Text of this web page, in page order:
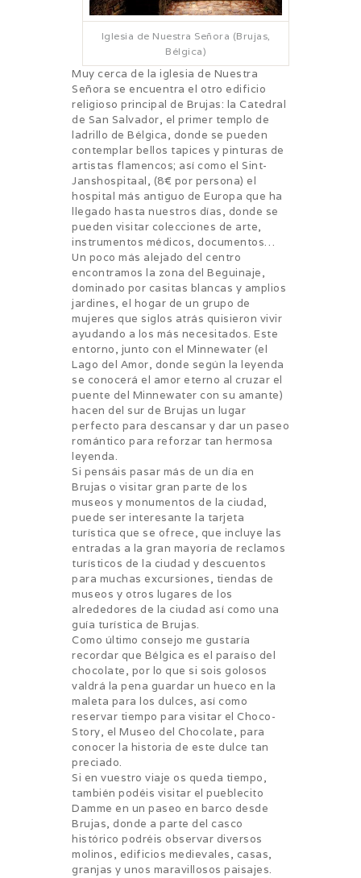
Iglesia de Nuestra Señora (Brujas,
Bélgica)
Muy cerca de la iglesia de Nuestra
Señora se encuentra el otro edificio
religioso principal de Brujas: la Catedral
de San Salvador, el primer templo de
ladrillo de Bélgica, donde se pueden
contemplar bellos tapices y pinturas de
artistas flamencos; así como el Sint-
Janshospitaal, (8€ por persona) el
hospital más antiguo de Europa que ha
llegado hasta nuestros días, donde se
pueden visitar colecciones de arte,
instrumentos médicos, documentos…
Un poco más alejado del centro
encontramos la zona del Beguinaje,
dominado por casitas blancas y amplios
jardines, el hogar de un grupo de
mujeres que siglos atrás quisieron vivir
ayudando a los más necesitados. Este
entorno, junto con el Minnewater (el
Lago del Amor, donde según la leyenda
se conocerá el amor eterno al cruzar el
puente del Minnewater con su amante)
hacen del sur de Brujas un lugar
perfecto para descansar y dar un paseo
romántico para reforzar tan hermosa
leyenda.
Si pensáis pasar más de un día en
Brujas o visitar gran parte de los
museos y monumentos de la ciudad,
puede ser interesante la tarjeta
turística que se ofrece, que incluye las
entradas a la gran mayoría de reclamos
turísticos de la ciudad y descuentos
para muchas excursiones, tiendas de
museos y otros lugares de los
alrededores de la ciudad así como una
guía turística de Brujas.
Como último consejo me gustaría
recordar que Bélgica es el paraíso del
chocolate, por lo que si sois golosos
valdrá la pena guardar un hueco en la
maleta para los dulces, así como
reservar tiempo para visitar el Choco-
Story, el Museo del Chocolate, para
conocer la historia de este dulce tan
preciado.
Si en vuestro viaje os queda tiempo,
también podéis visitar el pueblecito
Damme en un paseo en barco desde
Brujas, donde a parte del casco
histórico podréis observar diversos
molinos, edificios medievales, casas,
granjas y unos maravillosos paisajes.